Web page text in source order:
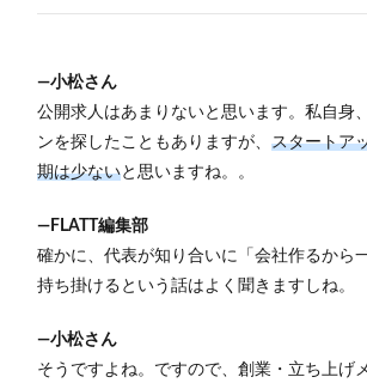
―小松さん
公開求人はあまりないと思います。私自身
ンを探したこともありますが、 スタートア
期は少ないと思いますね。 。
―FLATT編集部
確かに、代表が知り合いに「会社作るから
持ち掛けるという話はよく聞きますしね。
―小松さん
そうですよね。ですので、創業・立ち上げ